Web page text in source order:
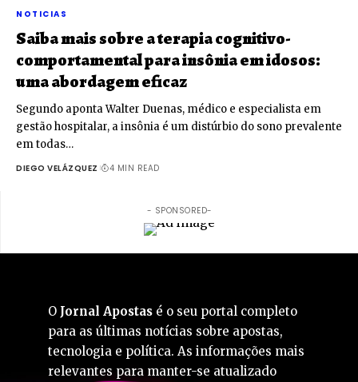
NOTICIAS
Saiba mais sobre a terapia cognitivo-
comportamental para insônia em idosos:
uma abordagem eficaz
Segundo aponta Walter Duenas, médico e especialista em
gestão hospitalar, a insônia é um distúrbio do sono prevalente
em todas…
DIEGO VELÁZQUEZ 4 MIN READ
- SPONSORED-
O Jornal Apostas é o seu portal completo
para as últimas notícias sobre apostas,
tecnologia e política. As informações mais
relevantes para manter-se atualizado